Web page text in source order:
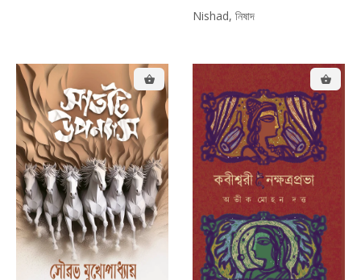
Nishad, নিষাদ